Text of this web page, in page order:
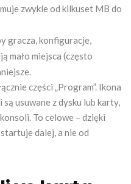
zwykle od kilkuset MB do
gracza, konfiguracje,
mało miejsca (często
części „Program”. Ikona
usuwane z dysku lub karty,
To celowe – dzięki
dalej, a nie od